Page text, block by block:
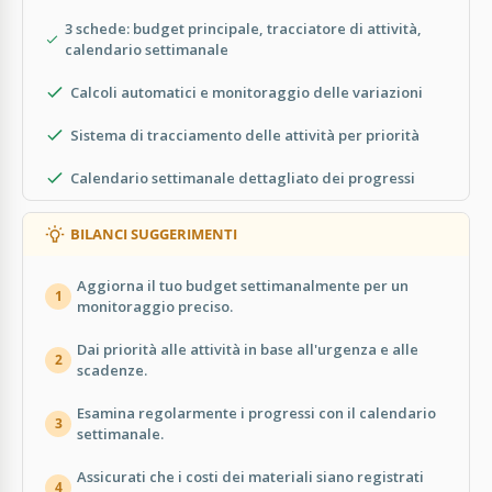
3 schede: budget principale, tracciatore di attività,
calendario settimanale
Calcoli automatici e monitoraggio delle variazioni
Sistema di tracciamento delle attività per priorità
Calendario settimanale dettagliato dei progressi
BILANCI SUGGERIMENTI
1
Aggiorna il tuo budget settimanalmente per un
monitoraggio preciso.
2
Dai priorità alle attività in base all'urgenza e alle
scadenze.
3
Esamina regolarmente i progressi con il calendario
settimanale.
4
Assicurati che i costi dei materiali siano registrati